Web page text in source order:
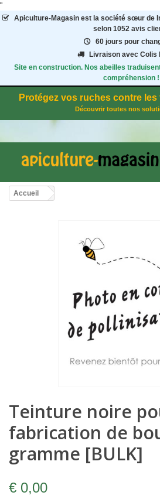
"
Apiculture-Magasinest la société sœur de
selon 1052 avis
60 jours pour
Livraison avec Colis
Site en construction. Nos abeilles
compréhension !
Protégez vos ruches contre
Découvrir toutes nos
Accueil
Teinture noire
fabrication de
gramme [BULK]
€ 0,00